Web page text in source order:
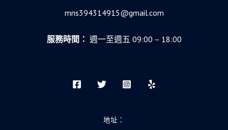
mns394314915@gmail.com
服務時間： 週一至週五 09:00 – 18:00
地址：